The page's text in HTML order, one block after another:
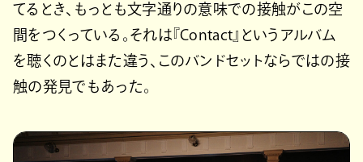
てるとき、もっとも文字通りの意味での接触がこの空
間をつくっている。それは『Contact』というアルバム
を聴くのとはまた違う、このバンドセットならではの接
触の発見でもあった。